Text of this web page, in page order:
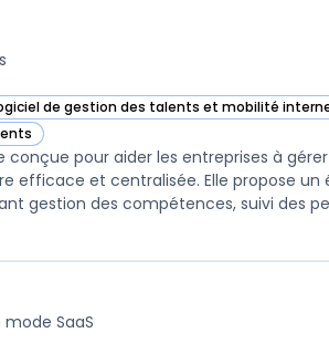
de gestion des talents et mobilité
dans cette catégorie
pour aider les entreprises à
efficace et centralisée. Elle propose un
gestion des compétences, suivi des
mode SaaS